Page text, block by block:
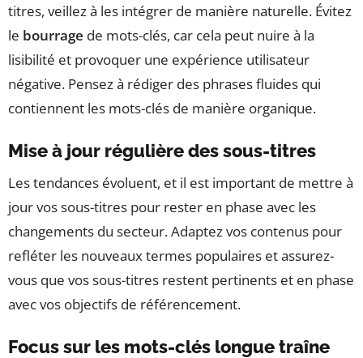
titres, veillez à les intégrer de manière naturelle. Évitez
le bourrage de mots-clés, car cela peut nuire à la
lisibilité et provoquer une expérience utilisateur
négative. Pensez à rédiger des phrases fluides qui
contiennent les mots-clés de manière organique.
Mise à jour régulière des sous-titres
Les tendances évoluent, et il est important de mettre à
jour vos sous-titres pour rester en phase avec les
changements du secteur. Adaptez vos contenus pour
refléter les nouveaux termes populaires et assurez-
vous que vos sous-titres restent pertinents et en phase
avec vos objectifs de référencement.
Focus sur les mots-clés longue traîne